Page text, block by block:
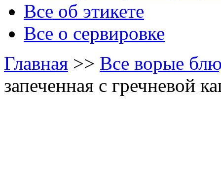
Все об этикете
Все о сервировке
Главная >> Все ворые
запеченная с гречневой